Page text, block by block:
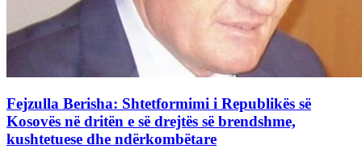
Fejzulla Berisha: Shtetformimi i Republikës së
Kosovës në dritën e së drejtës së brendshme,
kushtetuese dhe ndërkombëtare